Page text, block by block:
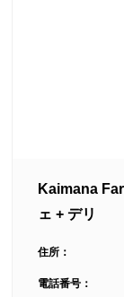
Kaimana
ェ + デリ
住所：
電話番号：